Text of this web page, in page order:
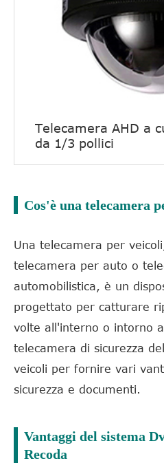
Telecamera AHD a
da 1/3 pollici
Cos'è una telecamera
Una telecamera per
telecamera per auto o
automobilistica, è un
progettato per catturare
volte all'interno o intorno
telecamera di sicurezza
veicoli per fornire vari
sicurezza e documenti.
Vantaggi del sistema
Recoda